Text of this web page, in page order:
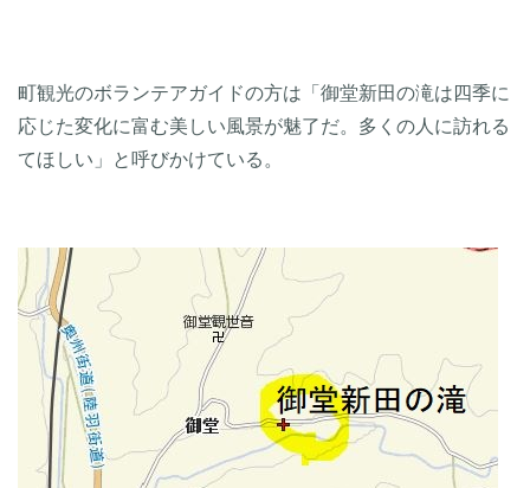
町観光のボランテアガイドの方は「御堂新田の滝は四季に
応じた変化に富む美しい風景が魅了だ。多くの人に訪れる
てほしい」と呼びかけている。